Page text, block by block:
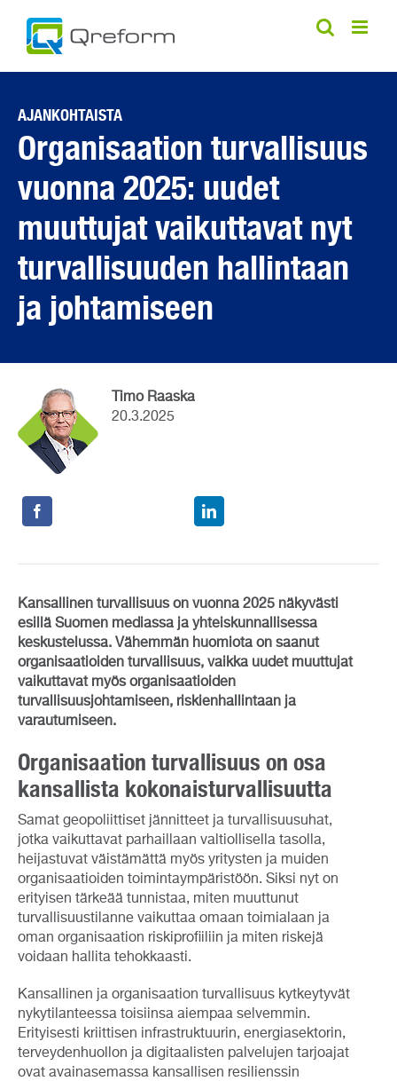
content
AJANKOHTAISTA
Organisaation turvallisuus
vuonna 2025: uudet
muuttujat vaikuttavat nyt
turvallisuuden hallintaan
ja johtamiseen
Timo Raaska
20.3.2025
Kansallinen turvallisuus on vuonna 2025 näkyvästi
esillä Suomen mediassa ja yhteiskunnallisessa
keskustelussa. Vähemmän huomiota on saanut
organisaatioiden turvallisuus, vaikka uudet muuttujat
vaikuttavat myös organisaatioiden
turvallisuusjohtamiseen, riskienhallintaan ja
varautumiseen.
Organisaation turvallisuus on osa
kansallista kokonaisturvallisuutta
Samat geopoliittiset jännitteet ja turvallisuusuhat,
jotka vaikuttavat parhaillaan valtiollisella tasolla,
heijastuvat väistämättä myös yritysten ja muiden
organisaatioiden toimintaympäristöön. Siksi nyt on
erityisen tärkeää tunnistaa, miten muuttunut
turvallisuustilanne vaikuttaa omaan toimialaan ja
oman organisaation riskiprofiiliin ja miten riskejä
voidaan hallita tehokkaasti.
Kansallinen ja organisaation turvallisuus kytkeytyvät
nykytilanteessa toisiinsa aiempaa selvemmin.
Erityisesti kriittisen infrastruktuurin, energiasektorin,
terveydenhuollon ja digitaalisten palvelujen tarjoajat
ovat avainasemassa kansallisen resilienssin